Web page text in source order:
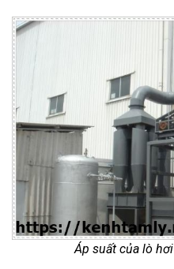
Áp suất của lò